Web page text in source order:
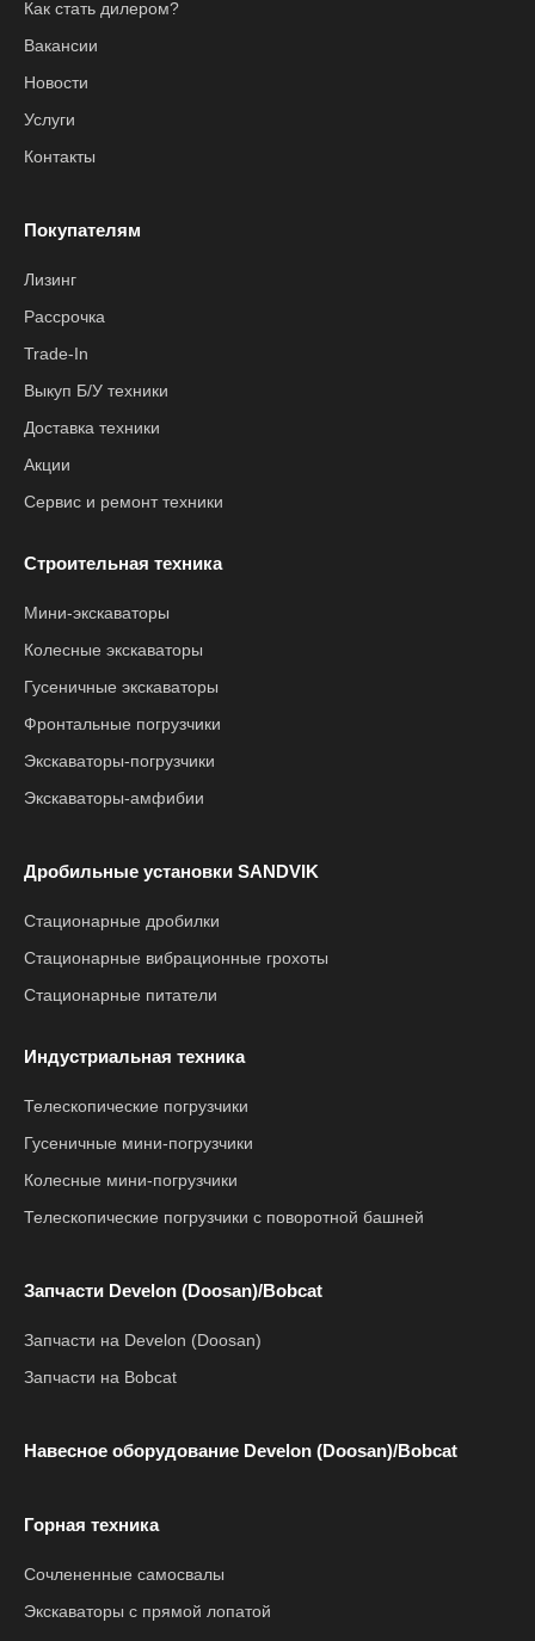
Как стать дилером?
Вакансии
Новости
Услуги
Контакты
Покупателям
Лизинг
Рассрочка
Trade-In
Выкуп Б/У техники
Доставка техники
Акции
Сервис и ремонт техники
Строительная техника
Мини-экскаваторы
Колесные экскаваторы
Гусеничные экскаваторы
Фронтальные погрузчики
Экскаваторы-погрузчики
Экскаваторы-амфибии
Дробильные установки SANDVIK
Стационарные дробилки
Стационарные вибрационные грохоты
Стационарные питатели
Индустриальная техника
Телескопические погрузчики
Гусеничные мини-погрузчики
Колесные мини-погрузчики
Телескопические погрузчики с поворотной башней
Запчасти Develon (Doosan)/Bobcat
Запчасти на Develon (Doosan)
Запчасти на Bobcat
Навесное оборудование Develon (Doosan)/Bobcat
Горная техника
Сочлененные самосвалы
Экскаваторы с прямой лопатой